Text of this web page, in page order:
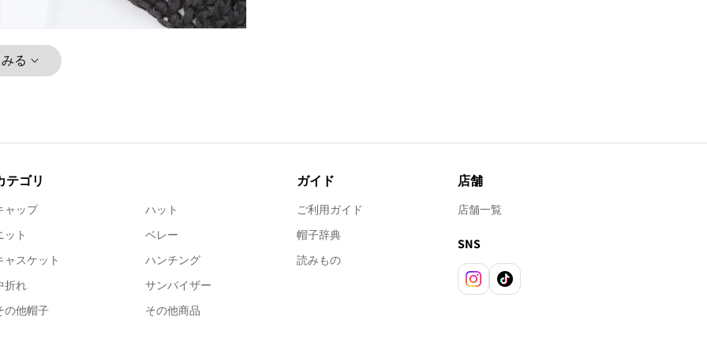
る
テゴリ
ャップ
ハット
ット
ベレー
ャスケット
ハンチング
折れ
サンバイザー
の他帽子
その他商品
ガイド
ご利用ガイド
帽子辞典
読みもの
店舗
店舗一覧
SNS
Instagram
TikTok